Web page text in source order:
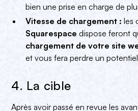
bien une prise en charge de
Vitesse de chargement : les
Squarespace dispose feront
chargement de votre site
et vous fera perdre un
4. La cible
Après avoir passé en revue les